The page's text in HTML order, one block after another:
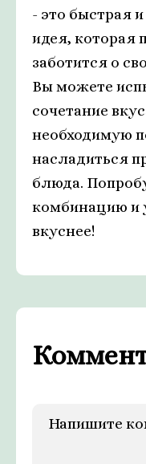
- это быстрая
идея, которая
заботится о
Вы можете
сочетание
необходимую
насладиться
блюда.
комбинацию и
вкуснее!